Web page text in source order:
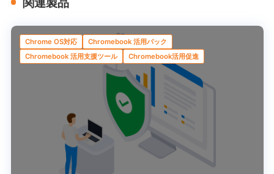
Chrome OS対応
Chromebook 活用パック
Chromebook 活用支援ツール
Chromebook活用促進